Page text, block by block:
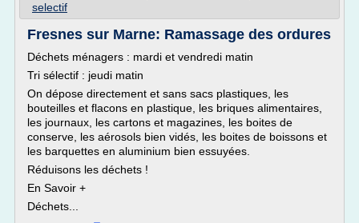
selectif
Fresnes sur Marne: Ramassage des ordures
Déchets ménagers : mardi et vendredi matin
Tri sélectif : jeudi matin
On dépose directement et sans sacs plastiques, les
bouteilles et flacons en plastique, les briques alimentaires,
les journaux, les cartons et magazines, les boites de
conserve, les aérosols bien vidés, les boites de boissons et
les barquettes en aluminium bien essuyées.
Réduisons les déchets !
En Savoir +
Déchets...